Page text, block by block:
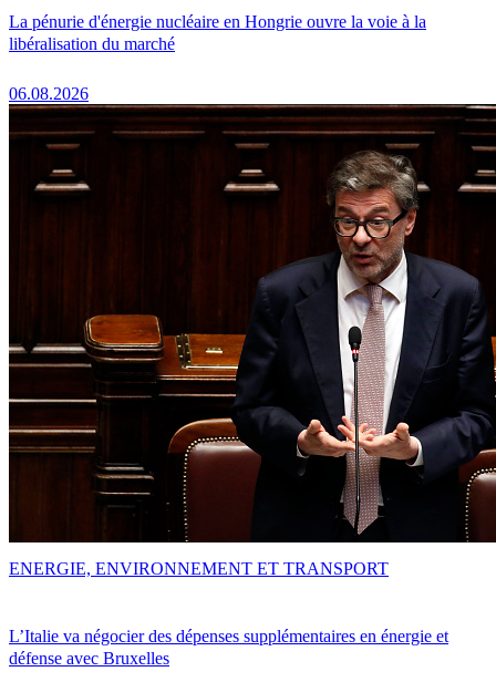
La pénurie d'énergie nucléaire en Hongrie ouvre la voie à la
libéralisation du marché
06.08.2026
L’Italie va négocier des dépenses supplémentaires en énergie et
défense avec Bruxelles
ENERGIE, ENVIRONNEMENT ET TRANSPORT